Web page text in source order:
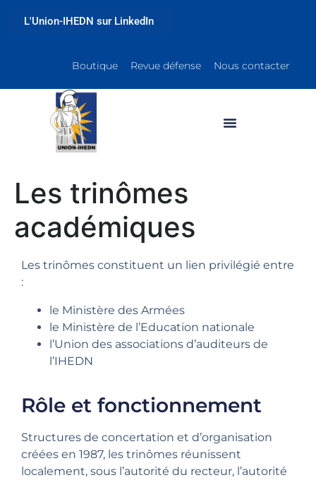
L'Union-IHEDN sur LinkedIn
Boutique Revue défense Nous contacter
Les trinômes
académiques
Les trinômes constituent un lien privilégié entre
:
le Ministère des Armées
le Ministère de l’Education nationale
l’Union des associations d’auditeurs de
l’IHEDN
Rôle et fonctionnement
Structures de concertation et d’organisation
créées en 1987, les trinômes réunissent
localement, sous l’autorité du recteur, l’autorité